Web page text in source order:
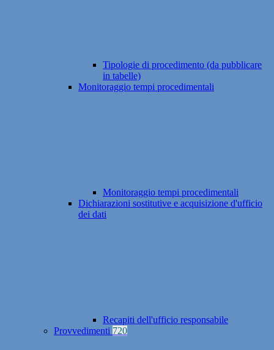
Tipologie di procedimento (da pubblicare
in tabelle)
Monitoraggio tempi procedimentali
Monitoraggio tempi procedimentali
Dichiarazioni sostitutive e acquisizione d'ufficio
dei dati
Recapiti dell'ufficio responsabile
Provvedimenti 720